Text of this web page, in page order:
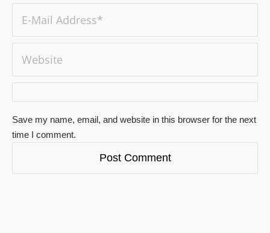
Save my name, email, and website in this browser for the next
time I comment.